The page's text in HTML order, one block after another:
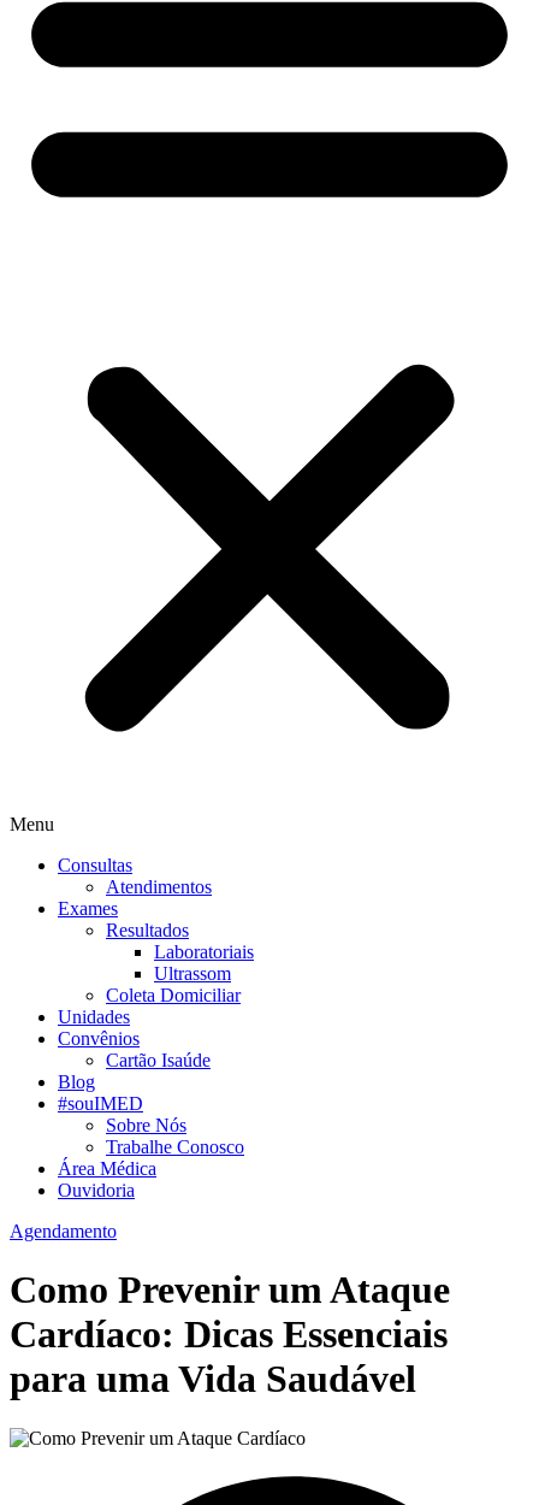
Menu
Consultas
Atendimentos
Exames
Resultados
Laboratoriais
Ultrassom
Coleta Domiciliar
Unidades
Convênios
Cartão Isaúde
Blog
#souIMED
Sobre Nós
Trabalhe Conosco
Área Médica
Ouvidoria
Agendamento
Como Prevenir um Ataque
Cardíaco: Dicas Essenciais
para uma Vida Saudável